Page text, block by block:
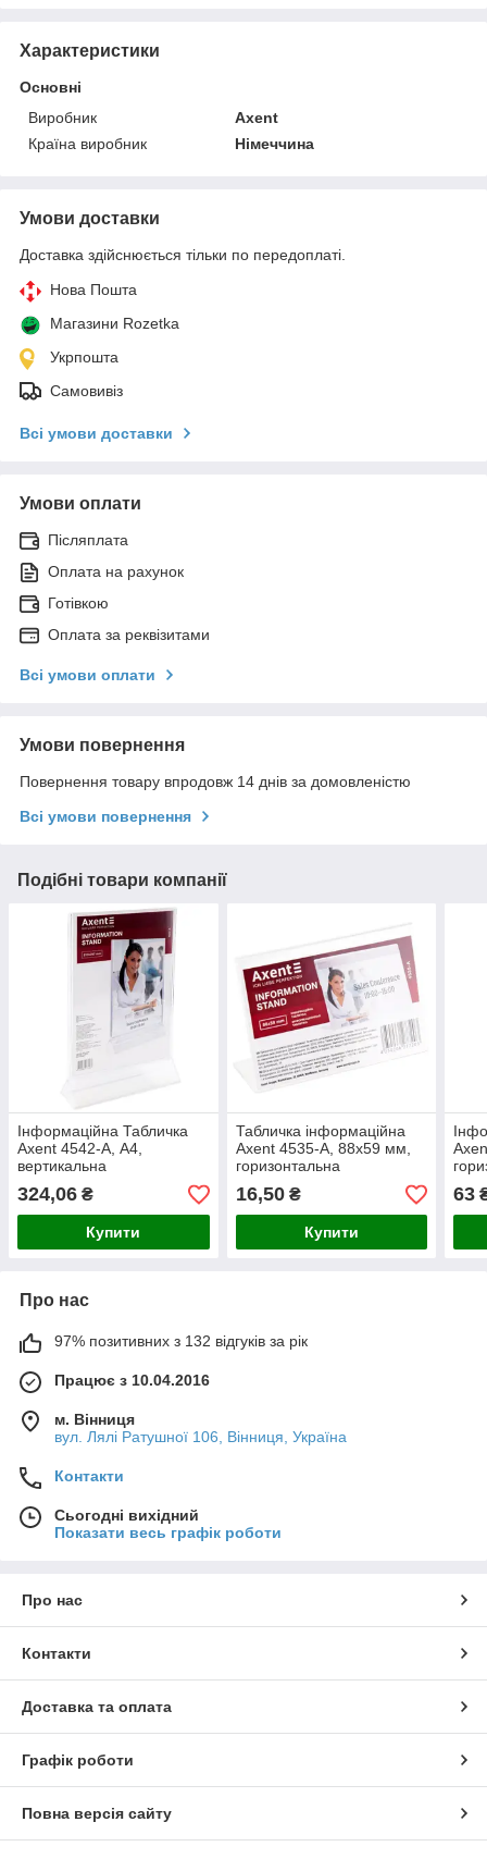
Характеристики
Основні
Виробник
Axent
Країна виробник
Німеччина
Умови доставки
Доставка здійснюється тільки по передоплаті.
Нова Пошта
Магазини Rozetka
Укрпошта
Самовивіз
Всі умови доставки
Умови оплати
Післяплата
Оплата на рахунок
Готівкою
Оплата за реквізитами
Всі умови оплати
Умови повернення
Повернення товару впродовж 14 днів за домовленістю
Всі умови повернення
Подібні товари компанії
Інформаційна Табличка
Axent 4542-A, А4,
вертикальна
324,06 ₴
Купити
Табличка інформаційна
Axent 4535-A, 88х59 мм,
горизонтальна
16,50₴
Купити
63
Про нас
97% позитивних з 132 відгуків за рік
Працює з 10.04.2016
м. Вінниця
вул. Лялі Ратушної 106, Вінниця, Україна
Контакти
Сьогодні вихідний
Показати весь графік роботи
Про нас
Контакти
Доставка та оплата
Графік роботи
Повна версія сайту